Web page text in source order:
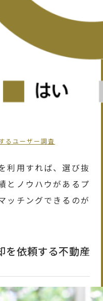
るユーザー調査
利用すれば、選び抜
とノウハウがあるプ
ッチングできるのが
を依頼する不動産